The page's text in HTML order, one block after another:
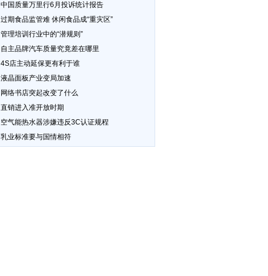
中国质量万里行6月投诉统计报告
过期食品监管难 休闲食品成“重灾区”
管理培训行业中的“潜规则”
自主品牌汽车质量究竟差在哪里
4S店主动延保更有利于谁
液晶面板产业变局加速
网络书店突起改变了什么
直销进入准开放时期
空气能热水器涉嫌违反3C认证规程
乳业标准要与国情相符